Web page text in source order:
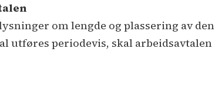
om lengde og plassering av den
utføres periodevis, skal arbeidsavtalen